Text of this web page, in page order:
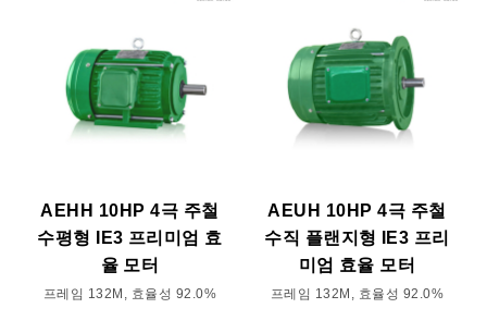
AEHH 10HP 4극 주철
수평형 IE3 프리미엄 효
율 모터
프레임 132M, 효율성 92.0%
AEUH 10HP 4극 주철
수직 플랜지형 IE3 프리
미엄 효율 모터
프레임 132M, 효율성 92.0%